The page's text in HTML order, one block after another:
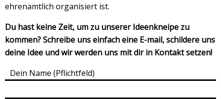
ehrenamtlich organisiert ist.
Du hast keine Zeit, um zu unserer Ideenkneipe zu
kommen? Schreibe uns einfach eine E-mail, schildere uns
deine Idee und wir werden uns mit dir in Kontakt setzen!
Dein Name (Pflichtfeld)